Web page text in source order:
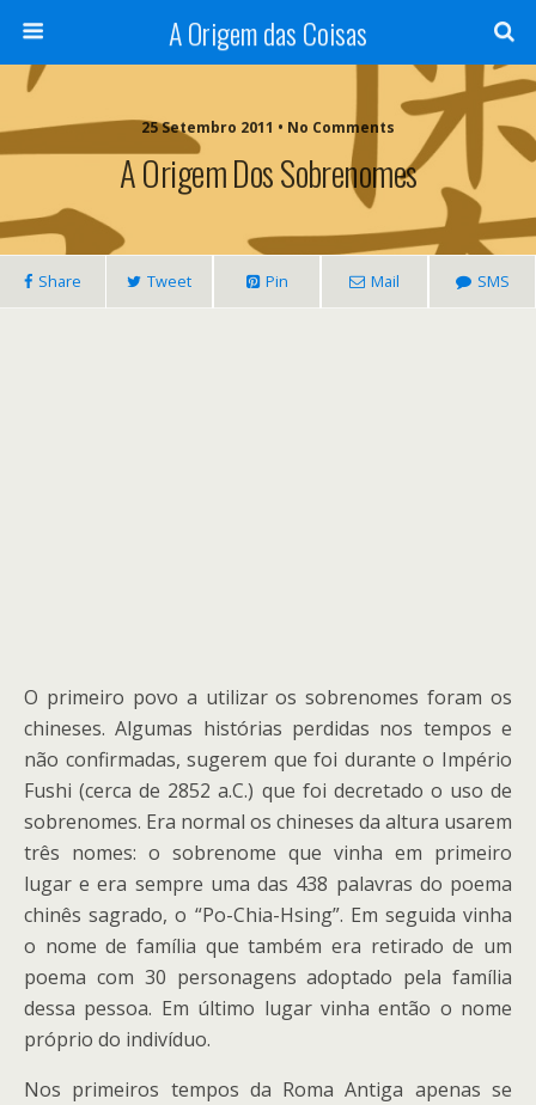
A Origem das Coisas
25 Setembro 2011 • No Comments
A Origem Dos Sobrenomes
Share Tweet Pin Mail SMS
O primeiro povo a utilizar os sobrenomes foram os
chineses. Algumas histórias perdidas nos tempos e
não confirmadas, sugerem que foi durante o Império
Fushi (cerca de 2852 a.C.) que foi decretado o uso de
sobrenomes. Era normal os chineses da altura usarem
três nomes: o sobrenome que vinha em primeiro
lugar e era sempre uma das 438 palavras do poema
chinês sagrado, o “Po-Chia-Hsing”. Em seguida vinha
o nome de família que também era retirado de um
poema com 30 personagens adoptado pela família
dessa pessoa. Em último lugar vinha então o nome
próprio do indivíduo.
Nos primeiros tempos da Roma Antiga apenas se